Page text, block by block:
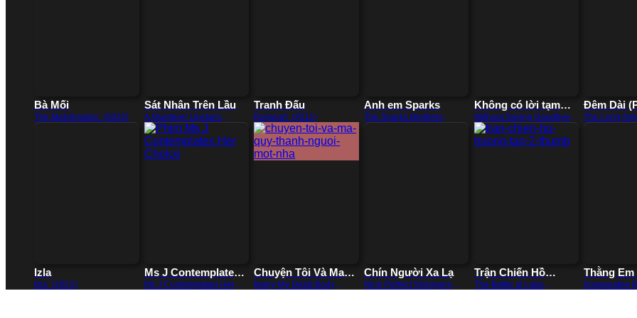
Bà Mối
The Matchmaker (2023)
Sát Nhân Trên Lầu
A Murderer Upstairs
(2017)
Tranh Đấu
Rampart (2011)
Anh em Sparks
The Sparks Brothers
Không có lời tạm
biệt
Without Saying Goodbye
(2022)
Đêm Dài
Tà Ma)
The Long
Izla
Izla (2021)
Ms J Contemplates
Her Choice
Ms J Contemplates Her
Chuyện Tôi Và Ma
Quỷ Thành Người
Marry My Dead Body
Chín Người Xa Lạ
Nine Perfect Strangers
Trận Chiến Hồ
Trường Tân
The Battle at Lake
Thằng
Inseparable